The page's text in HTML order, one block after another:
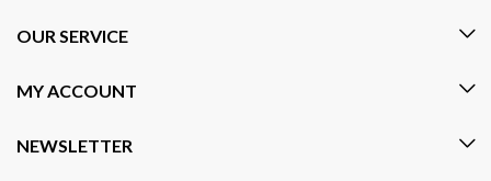
OUR SERVICE
MY ACCOUNT
NEWSLETTER